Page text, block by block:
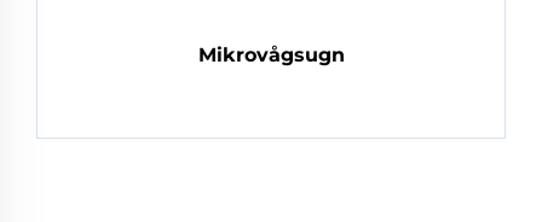
Mikrovågsugn